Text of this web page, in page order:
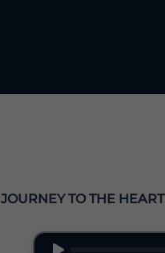
JOURNEY TO THE HEART